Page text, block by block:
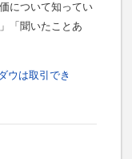
について知ってい
「聞いたことあ
ウは取引でき